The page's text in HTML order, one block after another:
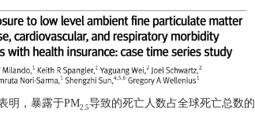
明，暴露于PM2.5导致的死亡人数占全球死亡总数的